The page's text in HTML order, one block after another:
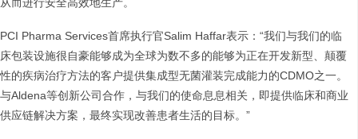
从而进行安全高效地生产。
PCI Pharma Services首席执行官Salim Haffar表示：“我们与我们的临
床包装设施很自豪能够成为全球为数不多的能够为正在开发新型、颠覆
性的疾病治疗方法的客户提供集成型无菌灌装完成能力的CDMO之一。
与Aldena等创新公司合作，与我们的使命息息相关，即提供临床和商业
供应链解决方案，最终实现改善患者生活的目标。”